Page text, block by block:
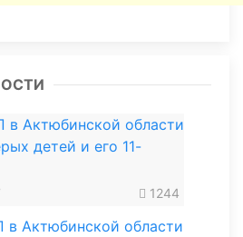
1244
Актюбинской области